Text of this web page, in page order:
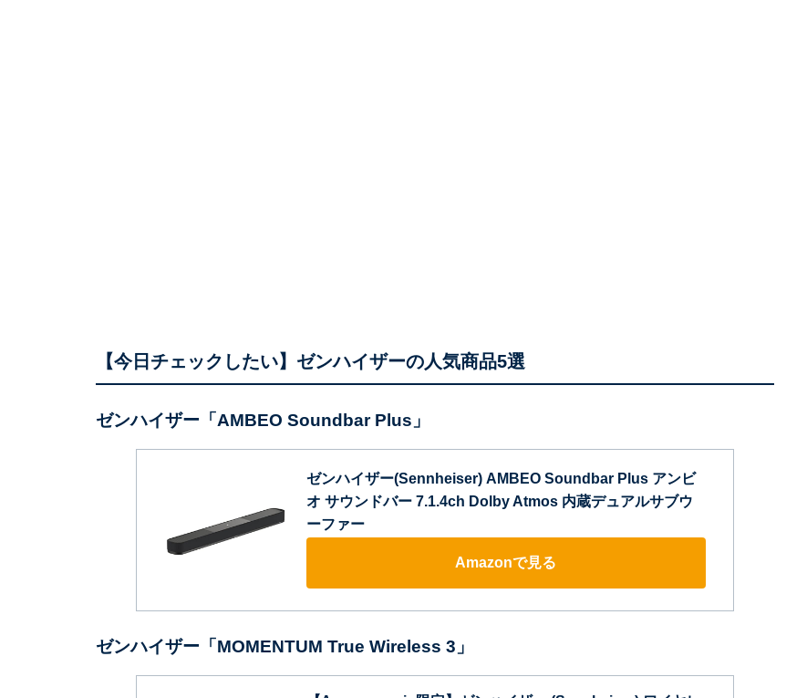
【今日チェックしたい】ゼンハイザーの人気商品5選
ゼンハイザー「AMBEO Soundbar Plus」
ゼンハイザー(Sennheiser) AMBEO Soundbar Plus アンビ
オ サウンドバー 7.1.4ch Dolby Atmos 内蔵デュアルサブウ
ーファー
Amazonで見る
ゼンハイザー「MOMENTUM True Wireless 3」